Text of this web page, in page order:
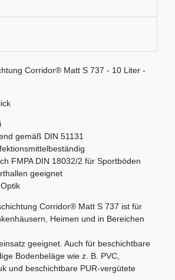
Corridor® Matt S 737 - 10 Liter -
gemäß DIN 51131
FMPA DIN 18032/2 für Sportböden
geeignet
Corridor® Matt S 737 ist für
Heimen und in Bereichen
geeignet. Auch für beschichtbare
Bodenbeläge wie z. B. PVC,
und beschichtbare PUR-vergütete